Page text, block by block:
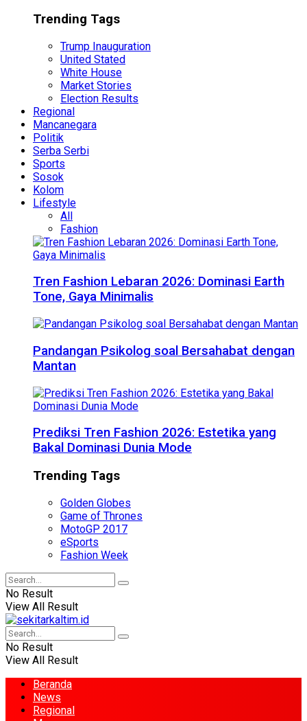
Trending Tags
Trump Inauguration
United Stated
White House
Market Stories
Election Results
Regional
Mancanegara
Politik
Serba Serbi
Sports
Sosok
Kolom
Lifestyle
All
Fashion
Tren Fashion Lebaran 2026: Dominasi Earth
Tone, Gaya Minimalis
Pandangan Psikolog soal Bersahabat dengan
Mantan
Prediksi Tren Fashion 2026: Estetika yang
Bakal Dominasi Dunia Mode
Trending Tags
Golden Globes
Game of Thrones
MotoGP 2017
eSports
Fashion Week
No Result
View All Result
No Result
View All Result
Beranda
News
Regional